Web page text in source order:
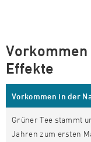
Effekte
Vorkommen in der
Grüner Tee stammt
Jahren zum ersten